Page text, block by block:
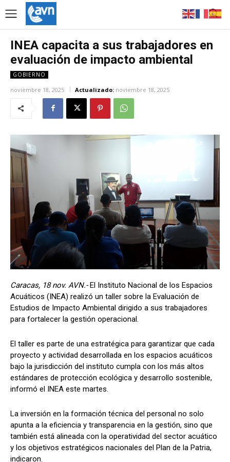
INEA capacita a sus trabajadores en
evaluación de impacto ambiental
GOBIERNO
noviembre 18, 2025 Actualizado: noviembre 18, 2025
Caracas, 18 nov. AVN.-El Instituto Nacional de los Espacios
Acuáticos (INEA) realizó un taller sobre la Evaluación de
Estudios de Impacto Ambiental dirigido a sus trabajadores
para fortalecer la gestión operacional.
El taller es parte de una estratégica para garantizar que cada
proyecto y actividad desarrollada en los espacios acuáticos
bajo la jurisdicción del instituto cumpla con los más altos
estándares de protección ecológica y desarrollo sostenible,
informó el INEA este martes.
La inversión en la formación técnica del personal no solo
apunta a la eficiencia y transparencia en la gestión, sino que
también está alineada con la operatividad del sector acuático
y los objetivos estratégicos nacionales del Plan de la Patria,
indicaron.